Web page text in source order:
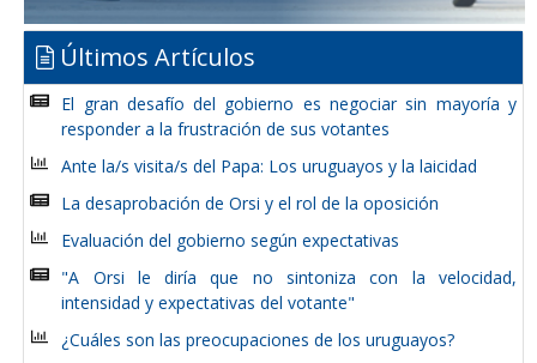
Últimos Artículos
El gran desafío del gobierno es negociar sin mayoría y
responder a la frustración de sus votantes
Ante la/s visita/s del Papa: Los uruguayos y la laicidad
La desaprobación de Orsi y el rol de la oposición
Evaluación del gobierno según expectativas
"A Orsi le diría que no sintoniza con la velocidad,
intensidad y expectativas del votante"
¿Cuáles son las preocupaciones de los uruguayos?